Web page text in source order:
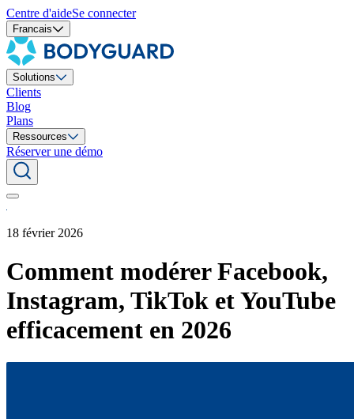
Centre d'aideSe connecter
Francais
Solutions
Clients
Blog
Plans
Ressources
Réserver une démo
18 février 2026
Comment modérer Facebook,
Instagram, TikTok et YouTube
efficacement en 2026